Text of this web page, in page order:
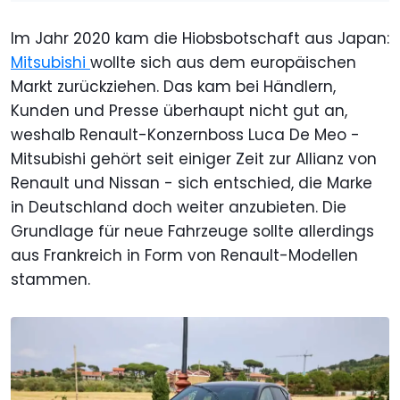
Im Jahr 2020 kam die Hiobsbotschaft aus Japan:
Mitsubishi wollte sich aus dem europäischen
Markt zurückziehen. Das kam bei Händlern,
Kunden und Presse überhaupt nicht gut an,
weshalb Renault-Konzernboss Luca De Meo -
Mitsubishi gehört seit einiger Zeit zur Allianz von
Renault und Nissan - sich entschied, die Marke
in Deutschland doch weiter anzubieten. Die
Grundlage für neue Fahrzeuge sollte allerdings
aus Frankreich in Form von Renault-Modellen
stammen.